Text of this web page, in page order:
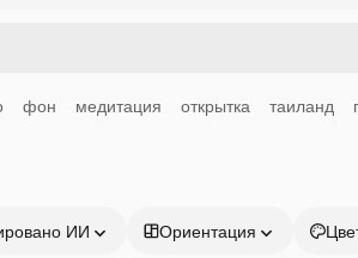
фон медитация открытка таиланд
ИИ Ориентация